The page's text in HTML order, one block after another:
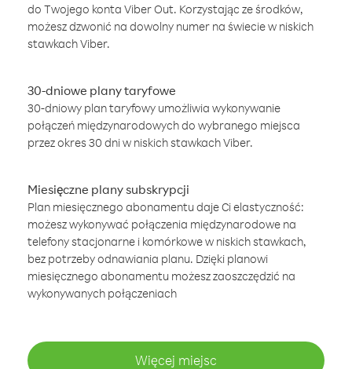
do Twojego konta Viber Out. Korzystając ze środków,
możesz dzwonić na dowolny numer na świecie w niskich
stawkach Viber.
30-dniowe plany taryfowe
30-dniowy plan taryfowy umożliwia wykonywanie
połączeń międzynarodowych do wybranego miejsca
przez okres 30 dni w niskich stawkach Viber.
Miesięczne plany subskrypcji
Plan miesięcznego abonamentu daje Ci elastyczność:
możesz wykonywać połączenia międzynarodowe na
telefony stacjonarne i komórkowe w niskich stawkach,
bez potrzeby odnawiania planu. Dzięki planowi
miesięcznego abonamentu możesz zaoszczędzić na
wykonywanych połączeniach
Więcej miejsc